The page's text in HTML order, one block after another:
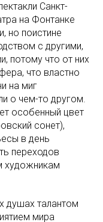
Санкт-
на Фонтанке
но поистине
с другими,
потому что от них
что властно
на миг
о чем-то другом.
особенный цвет
сонет),
в день
переходов
художникам
душах талантом
мира